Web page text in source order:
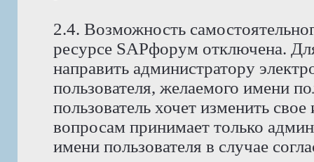
2.4. Возможность
ресурсе SAPфорум отключена.
направить администратору
пользователя, желаемого имени
пользователь хочет изменить
вопросам принимает только
имени пользователя в случае